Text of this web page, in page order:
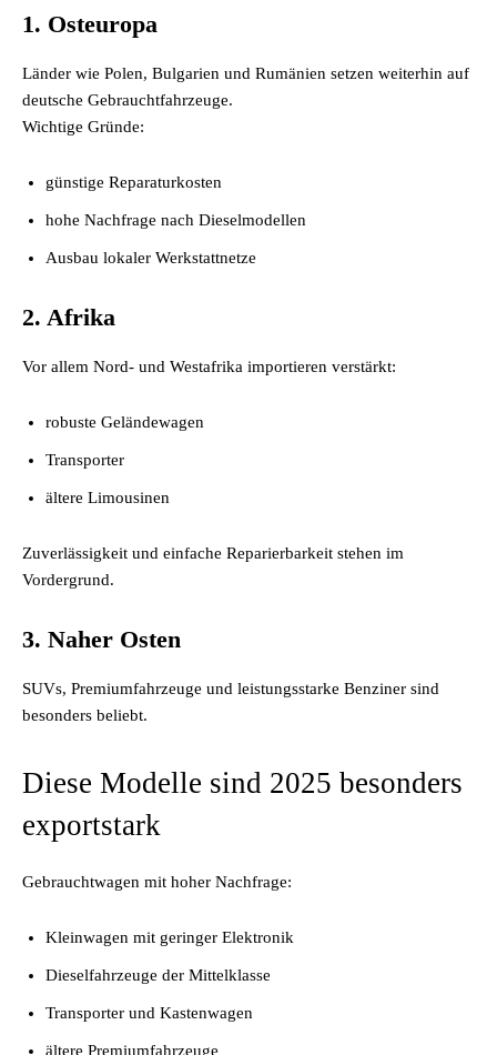
1. Osteuropa
Länder wie Polen, Bulgarien und Rumänien setzen weiterhin auf
deutsche Gebrauchtfahrzeuge.
Wichtige Gründe:
günstige Reparaturkosten
hohe Nachfrage nach Dieselmodellen
Ausbau lokaler Werkstattnetze
2. Afrika
Vor allem Nord- und Westafrika importieren verstärkt:
robuste Geländewagen
Transporter
ältere Limousinen
Zuverlässigkeit und einfache Reparierbarkeit stehen im
Vordergrund.
3. Naher Osten
SUVs, Premiumfahrzeuge und leistungsstarke Benziner sind
besonders beliebt.
Diese Modelle sind 2025 besonders
exportstark
Gebrauchtwagen mit hoher Nachfrage:
Kleinwagen mit geringer Elektronik
Dieselfahrzeuge der Mittelklasse
Transporter und Kastenwagen
ältere Premiumfahrzeuge